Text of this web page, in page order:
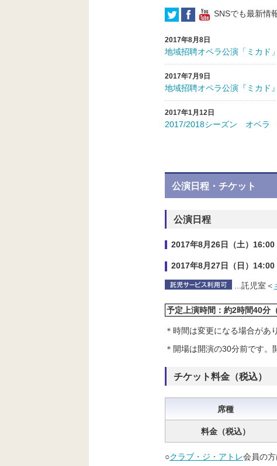
SNSでも最新情
2017年8月8日
地域招聘オペラ公演「ミカ
2017年7月9日
地域招聘オペラ公演『ミカド
2017年1月12日
2017/2018シーズン オペラ
公演日程・チケット
公演日程
2017年8月26日（土）
2017年8月27日（日）
託児室＜
予定上演時間：約2時間40分
＊ 時間は変更になる場合があ
＊開場は開演の30分前です。
チケット料金（税込）
席種
料金（税込）
○クラブ・ジ・アトレ会員の